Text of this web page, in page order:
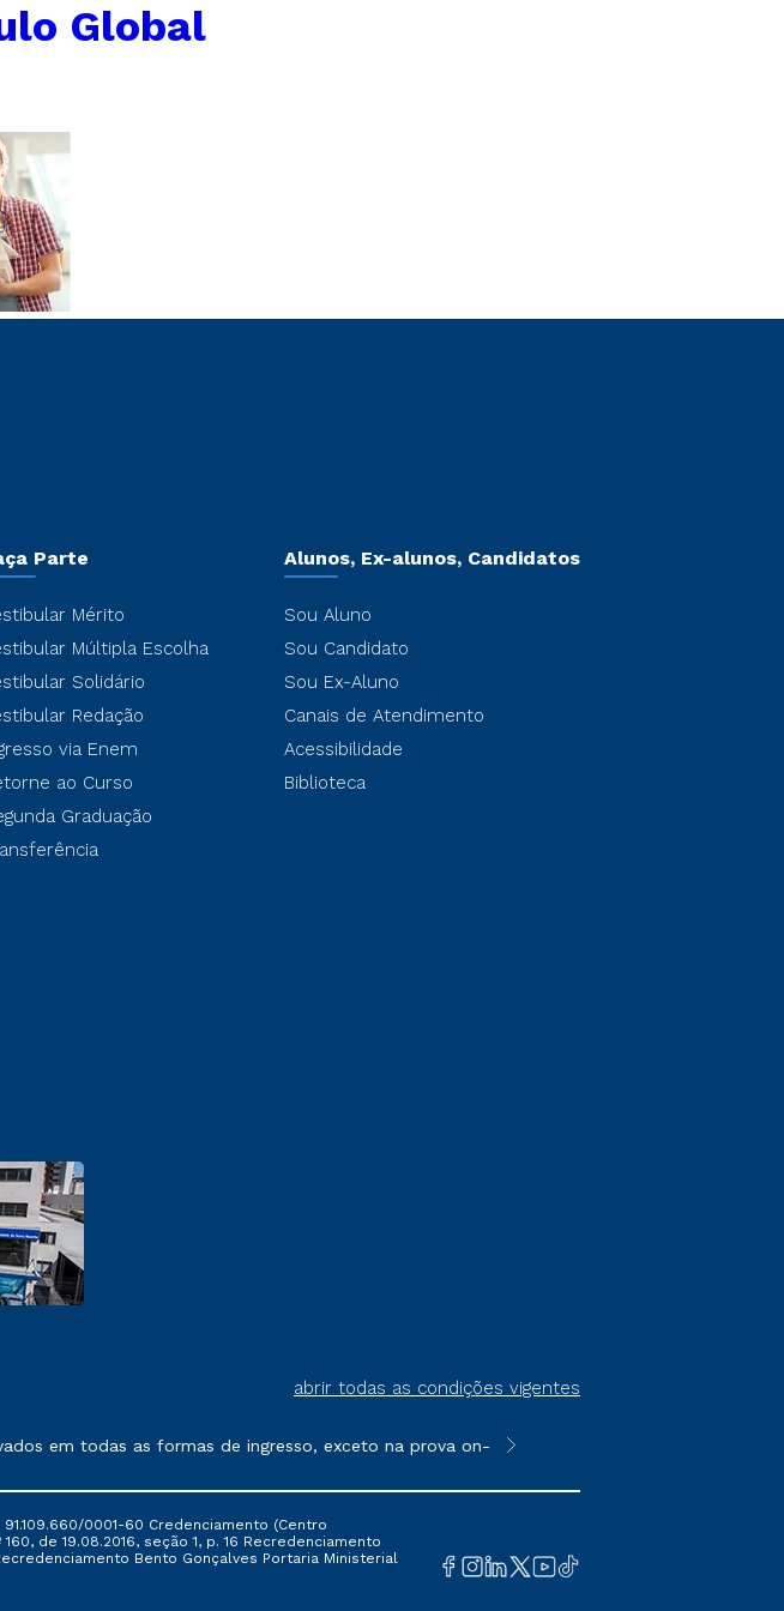
Global
Parte
Mérito
Múltipla Escolha
Solidário
Redação
via Enem
ao Curso
Graduação
Alunos, Ex-alunos, Candidatos
Sou Aluno
Sou Candidato
Sou Ex-Aluno
Canais de Atendimento
Acessibilidade
Biblioteca
abrir todas as condições vigentes
serviços.
em todas as formas de ingresso, exceto na prova on-line ou agendada, que ofertam
**Semipresencial é um formato do
0001-60 Credenciamento (Centro
de 19.08.2016, seção 1, p. 16 Recredenciamento
Recredenciamento Bento Gonçalves Portaria Ministerial